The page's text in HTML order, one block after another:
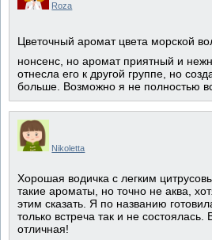
Roza
Цветочный аромат цвета морской
нонсенс, но аромат приятный и
отнесла его к другой группе, но
больше. Возможно я не полностью
Nikoletta
Хорошая водичка с легким
такие ароматы, но точно не аква,
этим сказать. Я по названию
только встреча так и не
отличная!